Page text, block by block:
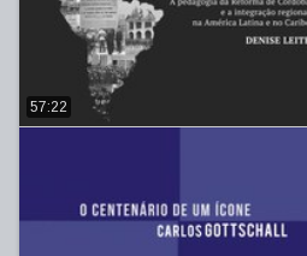
57:22